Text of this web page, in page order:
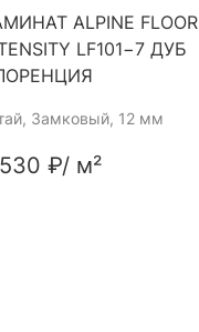
ALPINE FLOOR
LF101−7 ДУБ
, Замковый, 12 мм
₽/ м²